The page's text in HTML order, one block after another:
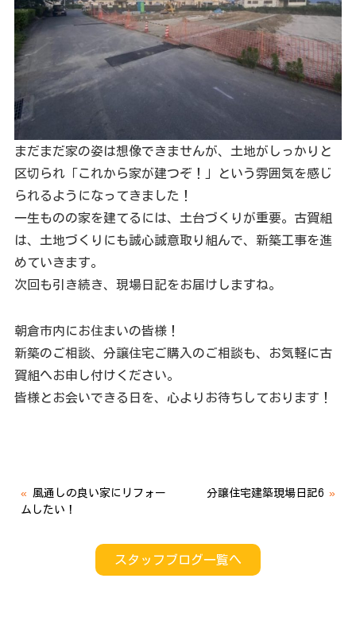
まだまだ家の姿は想像できませんが、土地がしっかりと
区切られ「これから家が建つぞ！」という雰囲気を感じ
られるようになってきました！
一生ものの家を建てるには、土台づくりが重要。古賀組
は、土地づくりにも誠心誠意取り組んで、新築工事を進
めていきます。
次回も引き続き、現場日記をお届けしますね。
朝倉市内にお住まいの皆様！
新築のご相談、分譲住宅ご購入のご相談も、お気軽に古
賀組へお申し付けください。
皆様とお会いできる日を、心よりお待ちしております！
« 風通しの良い家にリフォー
ムしたい！
分譲住宅建築現場日記6»
スタッフブログ一覧へ